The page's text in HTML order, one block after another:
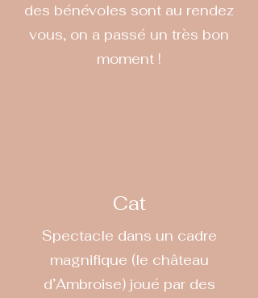
des bénévoles sont au rendez
vous, on a passé un très bon
moment !
Cat
Spectacle dans un cadre
magnifique (le château
d’Ambroise) joué par des